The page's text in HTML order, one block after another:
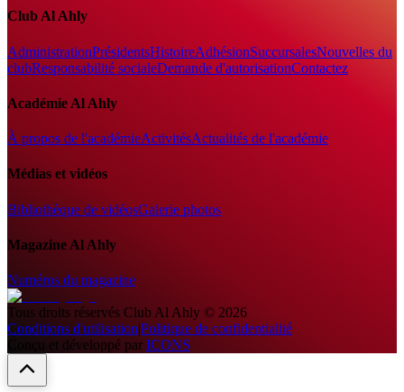
Club Al Ahly
AdministrationPrésidentsHistoireAdhésionSuccursalesNouvelles du
clubResponsabilité socialeDemande d'autorisationContactez
Académie Al Ahly
À propos de l'académieActivitésActualités de l'académie
Médias et vidéos
Bibliothèque de vidéosGalerie photos
Magazine Al Ahly
Numéros du magazine
Tous droits réservés Club Al Ahly © 2026
Conditions d'utilisation|Politique de confidentialité
Conçu et développé par ICONS